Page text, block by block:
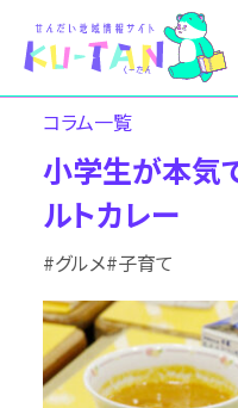
コラム⼀覧
小学生が本気
ルトカレー
#グルメ#子育て